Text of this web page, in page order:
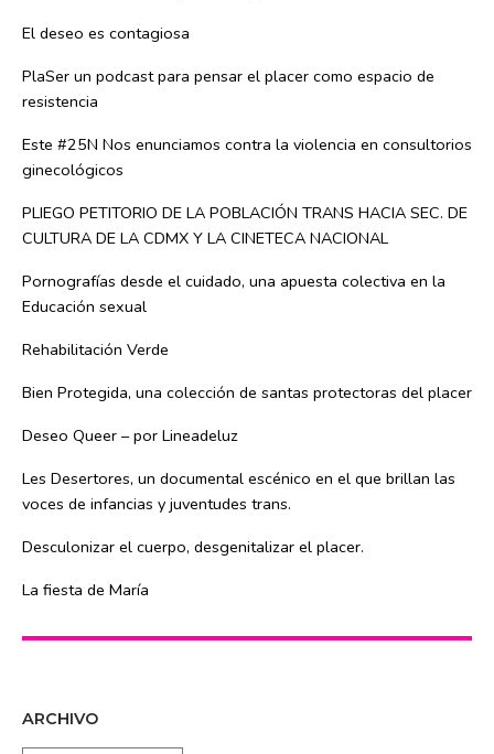
El deseo es contagiosa
PlaSer un podcast para pensar el placer como espacio de
resistencia
Este #25N Nos enunciamos contra la violencia en consultorios
ginecológicos
PLIEGO PETITORIO DE LA POBLACIÓN TRANS HACIA SEC. DE
CULTURA DE LA CDMX Y LA CINETECA NACIONAL
Pornografías desde el cuidado, una apuesta colectiva en la
Educación sexual
Rehabilitación Verde
Bien Protegida, una colección de santas protectoras del placer
Deseo Queer – por Lineadeluz
Les Desertores, un documental escénico en el que brillan las
voces de infancias y juventudes trans.
Desculonizar el cuerpo, desgenitalizar el placer.
La fiesta de María
ARCHIVO